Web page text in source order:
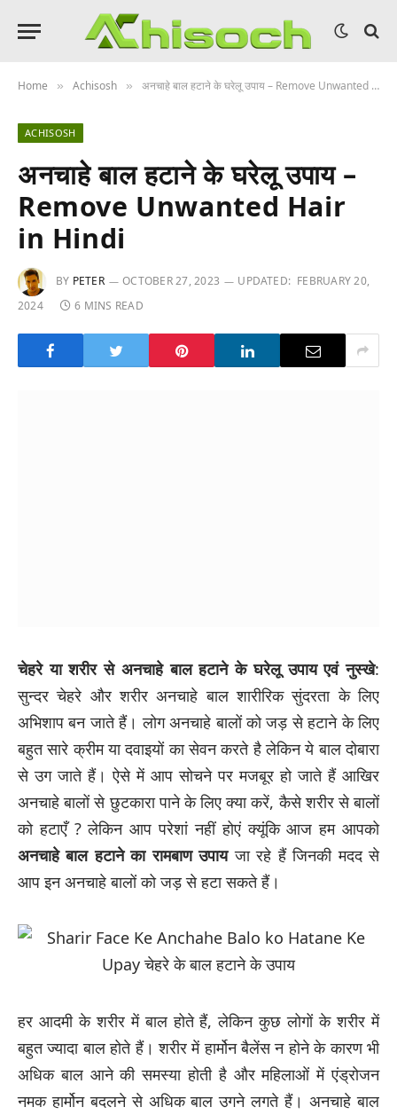
Home » Achisosh » अनचाहे बाल हटाने के घरेलू उपाय – Remove Unwanted Hair in Hindi
ACHISOSH
अनचाहे बाल हटाने के घरेलू उपाय –
Remove Unwanted Hair
in Hindi
BY PETER OCTOBER 27, 2023 UPDATED: FEBRUARY 20,
2024
6 MINS READ
चेहरे या शरीर से अनचाहे बाल हटाने के घरेलू उपाय एवं नुस्खे:
सुन्दर चेहरे और शरीर अनचाहे बाल शारीरिक सुंदरता के लिए
अभिशाप बन जाते हैं। लोग अनचाहे बालों को जड़ से हटाने के लिए
बहुत सारे क्रीम या दवाइयों का सेवन करते है लेकिन ये बाल दोबारा
से उग जाते हैं। ऐसे में आप सोचने पर मजबूर हो जाते हैं आखिर
अनचाहे बालों से छुटकारा पाने के लिए क्या करें, कैसे शरीर से बालों
को हटाएँ ? लेकिन आप परेशां नहीं होएं क्यूंकि आज हम आपको
अनचाहे बाल हटाने का रामबाण उपायजा रहे हैं जिनकी मदद से
आप इन अनचाहे बालों को जड़ से हटा सकते हैं।
हर आदमी के शरीर में बाल होते हैं, लेकिन कुछ लोगों के शरीर में
बहुत ज्यादा बाल होते हैं। शरीर में हार्मोन बैलेंस न होने के कारण भी
अधिक बाल आने की समस्या होती है और महिलाओं में एंड्रोजन
नमक हार्मोन बदलने से अधिक बाल उगने लगते हैं। अनचाहे बाल